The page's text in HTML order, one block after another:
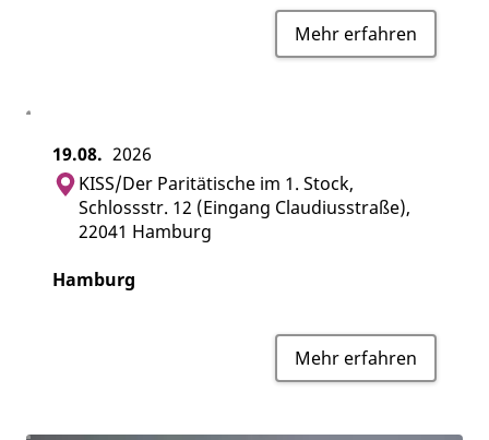
Mehr erfahren
19.08. 2026
Hamburg
KISS/Der Paritätische im 1. Stock,
Schlossstr. 12 (Eingang Claudiusstraße),
22041 Hamburg
Mehr erfahren